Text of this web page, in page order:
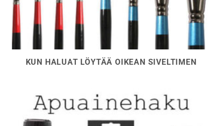
KUN HALUAT LÖYTÄÄ OIKEAN SIVELTIMEN